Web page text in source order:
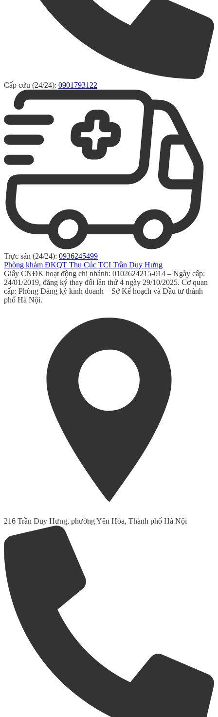
Cấp cứu (24/24): 0901793122
Trực sản (24/24): 0936245499
Phòng khám ĐKQT Thu Cúc TCI Trần Duy Hưng
Giấy CNĐK hoạt động chi nhánh: 0102624215-014 – Ngày cấp:
24/01/2019, đăng ký thay đổi lần thứ 4 ngày 29/10/2025. Cơ quan
cấp: Phòng Đăng ký kinh doanh – Sở Kế hoạch và Đầu tư thành
phố Hà Nội.
216 Trần Duy Hưng, phường Yên Hòa, Thành phố Hà Nội